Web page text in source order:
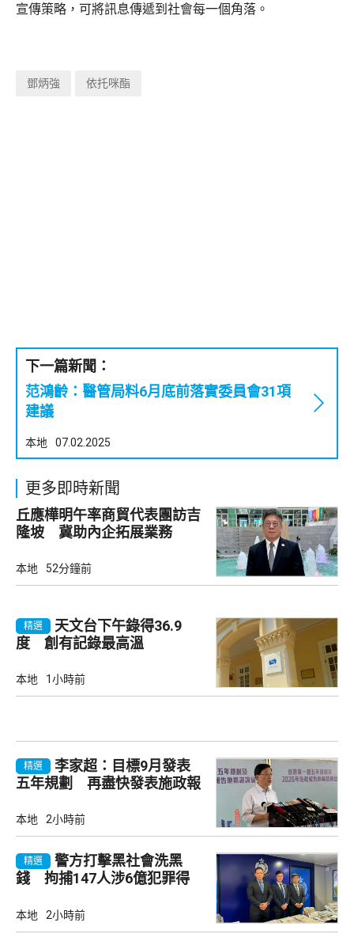
宣傳策略，可將訊息傳遞到社會每一個角落。
鄧炳強 依托咪酯
下一篇新聞：
范鴻齡：醫管局料6月底前落實委員會31項
建議
本地 07.02.2025
更多即時新聞
丘應樺明午率商貿代表團訪吉
隆坡 冀助內企拓展業務
本地 52分鐘前
精選
天文台下午錄得36.9
度 創有記錄最高溫
本地 1小時前
精選
李家超：目標9月發表
五年規劃 再盡快發表施政報
本地 2小時前
精選
警方打擊黑社會洗黑
錢 拘捕147人涉6億犯罪得
本地 2小時前